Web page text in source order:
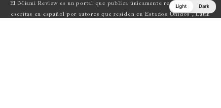
El Miami Review es un portal que publica únicamente reseñas de obras
escritas en español por autores que residen en Estados Unidos , Latin
Light Dark